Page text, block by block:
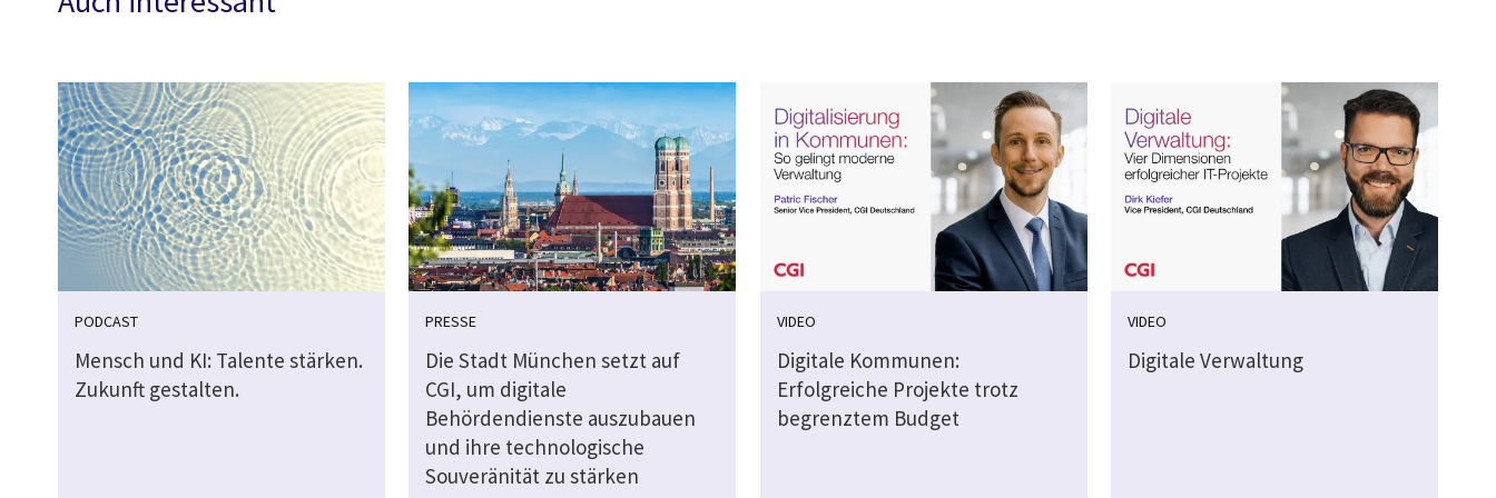
PODCAST
Mensch und KI: Talente stärken.
Zukunft gestalten.
PRESSE
Die Stadt München setzt auf
CGI, um digitale
Behördendienste auszubauen
und ihre technologische
Souveränität zu stärken
VIDEO
Digitale Kommunen:
Erfolgreiche Projekte trotz
begrenztem Budget
VIDEO
Digitale Verwaltung